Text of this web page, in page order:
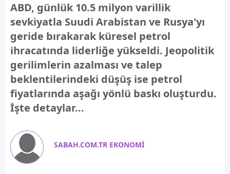
ABD, günlük 10.5 milyon varillik
sevkiyatla Suudi Arabistan ve Rusya'yı
geride bırakarak küresel petrol
ihracatında liderliğe yükseldi. Jeopolitik
gerilimlerin azalması ve talep
beklentilerindeki düşüş ise petrol
fiyatlarında aşağı yönlü baskı oluşturdu.
İşte detaylar...
SABAH.COM.TR EKONOMİ